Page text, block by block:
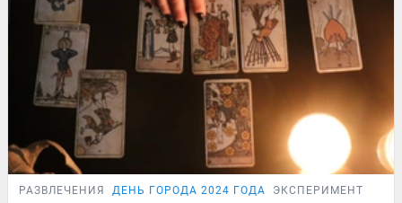
РАЗВЛЕЧЕНИЯ ДЕНЬ ГОРОДА 2024 ГОДА ЭКСПЕРИМЕНТ